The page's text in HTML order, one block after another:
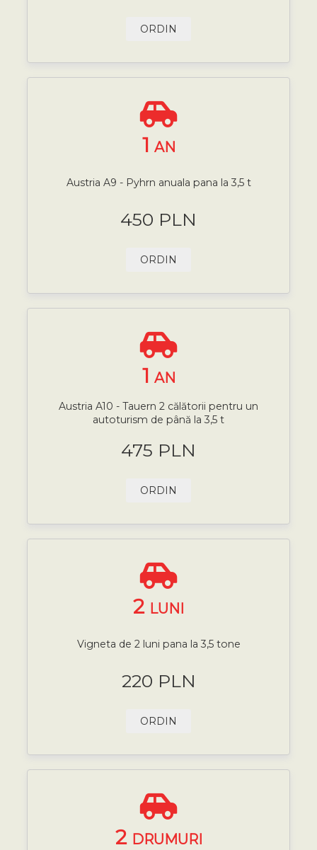
ORDIN
1 AN
Austria A9 - Pyhrn anuala pana la 3,5 t
450 PLN
ORDIN
1 AN
Austria A10 - Tauern 2 călătorii pentru un
autoturism de până la 3,5 t
475 PLN
ORDIN
2 LUNI
Vigneta de 2 luni pana la 3,5 tone
220 PLN
ORDIN
2 DRUMURI